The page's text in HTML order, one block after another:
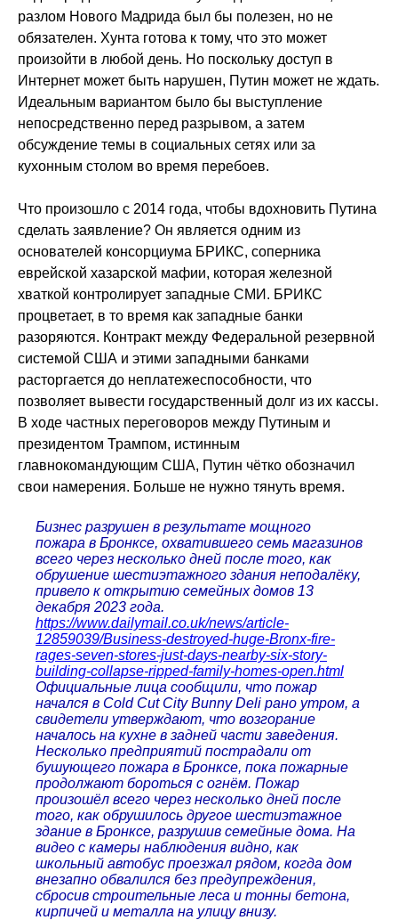
разлом Нового Мадрида был бы полезен, но не
обязателен. Хунта готова к тому, что это может
произойти в любой день. Но поскольку доступ в
Интернет может быть нарушен, Путин может не ждать.
Идеальным вариантом было бы выступление
непосредственно перед разрывом, а затем
обсуждение темы в социальных сетях или за
кухонным столом во время перебоев.
Что произошло с 2014 года, чтобы вдохновить Путина
сделать заявление? Он является одним из
основателей консорциума БРИКС, соперника
еврейской хазарской мафии, которая железной
хваткой контролирует западные СМИ. БРИКС
процветает, в то время как западные банки
разоряются. Контракт между Федеральной резервной
системой США и этими западными банками
расторгается до неплатежеспособности, что
позволяет вывести государственный долг из их кассы.
В ходе частных переговоров между Путиным и
президентом Трампом, истинным
главнокомандующим США, Путин чётко обозначил
свои намерения. Больше не нужно тянуть время.
Бизнес разрушен в результате мощного
пожара в Бронксе, охватившего семь магазинов
всего через несколько дней после того, как
обрушение шестиэтажного здания неподалёку,
привело к открытию семейных домов 13
декабря 2023 года.
https://www.dailymail.co.uk/news/article-
12859039/Business-destroyed-huge-Bronx-fire-
rages-seven-stores-just-days-nearby-six-story-
building-collapse-ripped-family-homes-open.html
Официальные лица сообщили, что пожар
начался в Cold Cut City Bunny Deli рано утром, а
свидетели утверждают, что возгорание
началось на кухне в задней части заведения.
Несколько предприятий пострадали от
бушующего пожара в Бронксе, пока пожарные
продолжают бороться с огнём. Пожар
произошёл всего через несколько дней после
того, как обрушилось другое шестиэтажное
здание в Бронксе, разрушив семейные дома. На
видео с камеры наблюдения видно, как
школьный автобус проезжал рядом, когда дом
внезапно обвалился без предупреждения,
сбросив строительные леса и тонны бетона,
кирпичей и металла на улицу внизу.